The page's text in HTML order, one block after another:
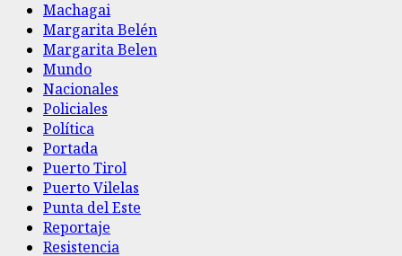
Machagai
Margarita Belén
Margarita Belen
Mundo
Nacionales
Policiales
Política
Portada
Puerto Tirol
Puerto Vilelas
Punta del Este
Reportaje
Resistencia